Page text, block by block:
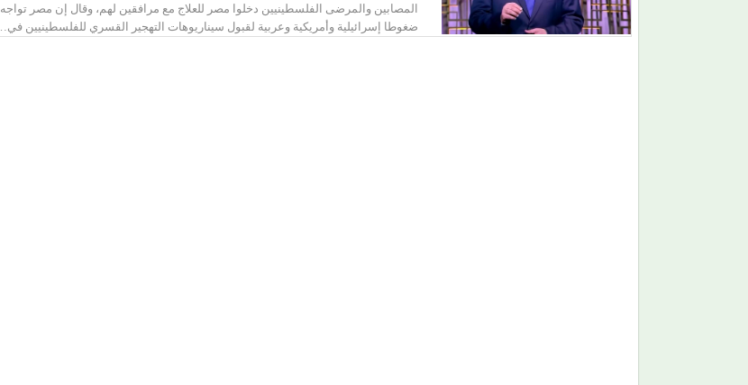
المصابين والمرضى الفلسطينيين دخلوا مصر للعلاج مع مرافقين لهم، وقال إن مصر تواجه
ضغوطا إسرائيلية وأمريكية وعربية لقبول سيناريوهات التهجير القسري للفلسطينيين في…
(محمد رضوان) يكسر القاعدة.. يختار (حب مستحيل)
أحمد الغريب يكتب: الإعلام الخاص يفضح اختراق